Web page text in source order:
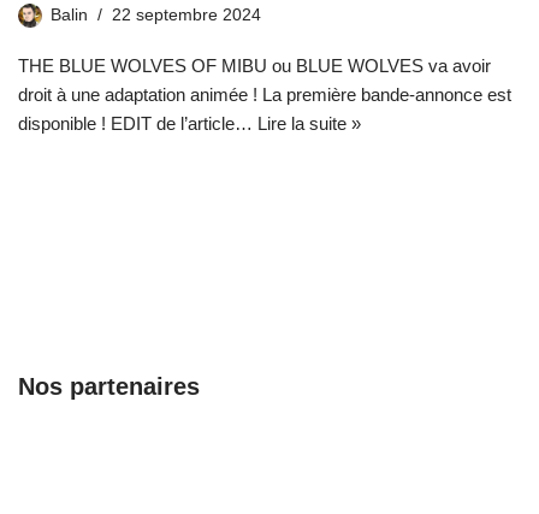
Balin 22 septembre 2024
THE BLUE WOLVES OF MIBU ou BLUE WOLVES va avoir
droit à une adaptation animée ! La première bande-annonce est
disponible ! EDIT de l’article… Lire la suite »
Nos partenaires